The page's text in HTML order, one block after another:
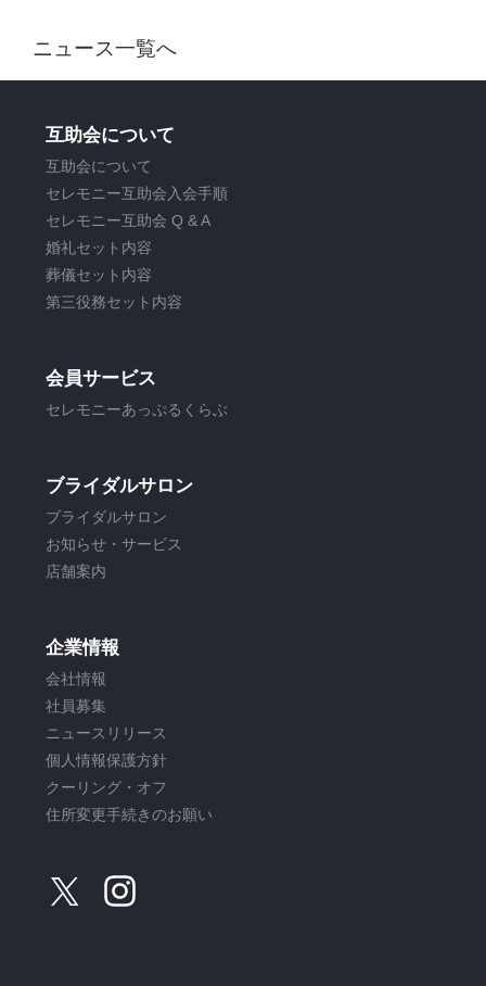
ニュース一覧へ
互助会について
互助会について
セレモニー互助会入会手順
セレモニー互助会 Q & A
婚礼セット内容
葬儀セット内容
第三役務セット内容
会員サービス
セレモニーあっぷるくらぶ
ブライダルサロン
ブライダルサロン
お知らせ・サービス
店舗案内
企業情報
会社情報
社員募集
ニュースリリース
個人情報保護方針
クーリング・オフ
住所変更手続きのお願い